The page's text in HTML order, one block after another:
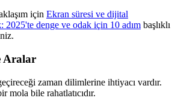
için Ekran süresi ve dijital
2025'te denge ve odak için 10 adım başlıklı
Aralar
zaman dilimlerine ihtiyacı vardır.
mola bile rahatlatıcıdır.